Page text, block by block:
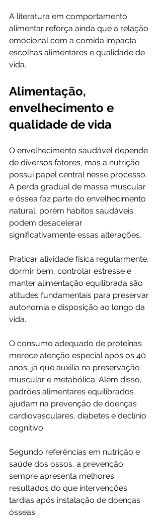
A literatura em comportamento
alimentar reforça ainda que a relação
emocional com a comida impacta
escolhas alimentares e qualidade de
vida.
Alimentação,
envelhecimento e
qualidade de vida
O envelhecimento saudável depende
de diversos fatores, mas a nutrição
possui papel central nesse processo.
A perda gradual de massa muscular
e óssea faz parte do envelhecimento
natural, porém hábitos saudáveis
podem desacelerar
significativamente essas alterações.
Praticar atividade física regularmente,
dormir bem, controlar estresse e
manter alimentação equilibrada são
atitudes fundamentais para preservar
autonomia e disposição ao longo da
vida.
O consumo adequado de proteínas
merece atenção especial após os 40
anos, já que auxilia na preservação
muscular e metabólica. Além disso,
padrões alimentares equilibrados
ajudam na prevenção de doenças
cardiovasculares, diabetes e declínio
cognitivo.
Segundo referências em nutrição e
saúde dos ossos, a prevenção
sempre apresenta melhores
resultados do que intervenções
tardias após instalação de doenças
ósseas.